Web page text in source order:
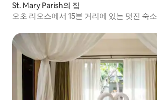
St. Mary Parish의 집
오초 리오스에서 15분 거리에 있는 멋진 숙소